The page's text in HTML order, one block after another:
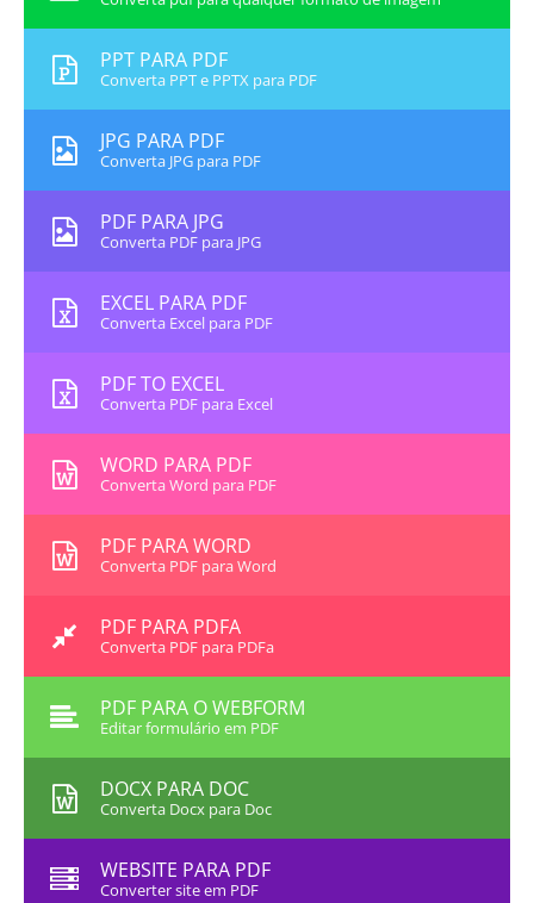
PPT PARA PDF
Converta PPT e PPTX para PDF
JPG PARA PDF
Converta JPG para PDF
PDF PARA JPG
Converta PDF para JPG
EXCEL PARA PDF
Converta Excel para PDF
PDF TO EXCEL
Converta PDF para Excel
WORD PARA PDF
Converta Word para PDF
PDF PARA WORD
Converta PDF para Word
PDF PARA PDFA
Converta PDF para PDFa
PDF PARA O WEBFORM
Editar formulário em PDF
DOCX PARA DOC
Converta Docx para Doc
WEBSITE PARA PDF
Converter site em PDF